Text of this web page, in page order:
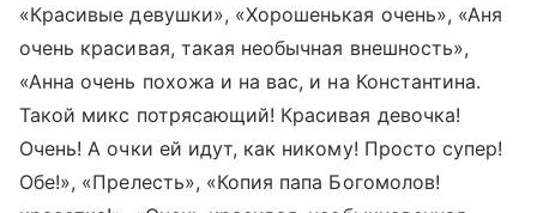
«Красивые девушки», «Хорошенькая очень», «Аня
очень красивая, такая необычная внешность»,
«Анна очень похожа и на вас, и на Константина.
Такой микс потрясающий! Красивая девочка!
Очень! А очки ей идут, как никому! Просто супер!
Обе!», «Прелесть», «Копия папа Богомолов!